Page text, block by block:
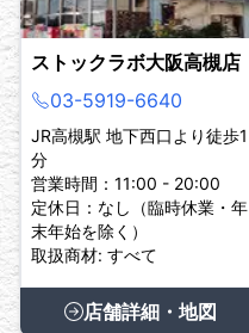
ストックラボ大阪高槻店
03-5919-6640
JR高槻駅 地下西口より徒歩1
分
営業時間：11:00 - 20:00
定休日：なし（臨時休業・年
末年始を除く）
取扱商材: すべて
店舗詳細・地図